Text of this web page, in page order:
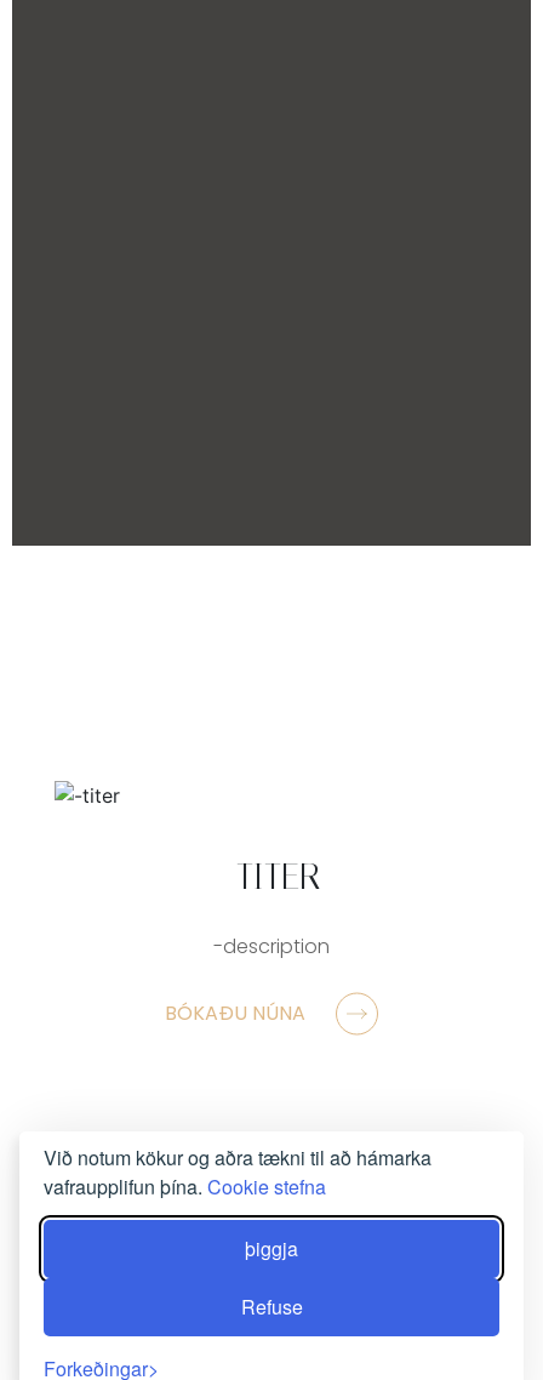
Við notum kökur og aðra tækni til að hámarka
vafraupplifun þína. Cookie stefna
þiggja
Refuse
Forkeðingar
-TITER
-description
BÓKAÐU NÚNA